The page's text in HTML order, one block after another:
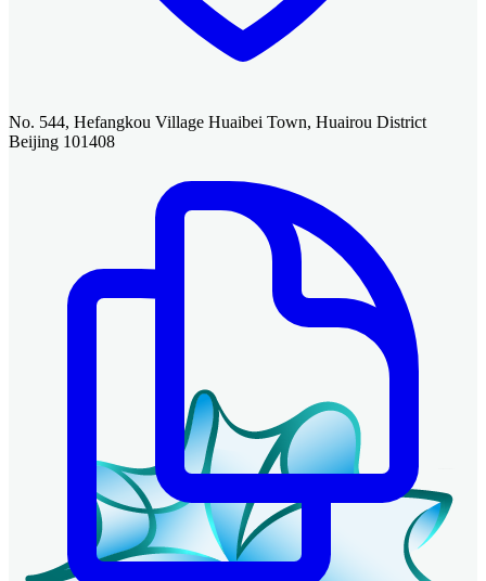
No. 544, Hefangkou Village Huaibei Town, Huairou District
Beijing 101408